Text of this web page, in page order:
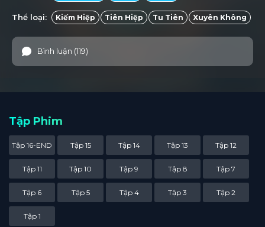
Thể loại: Kiếm Hiệp Tiên Hiệp Tu Tiên Xuyên Không
Bình luận (119)
Tập Phim
Tập 16-END Tập 15 Tập 14 Tập 13 Tập 12
Tập 11 Tập 10 Tập 9 Tập 8 Tập 7
Tập 6 Tập 5 Tập 4 Tập 3 Tập 2
Tập 1